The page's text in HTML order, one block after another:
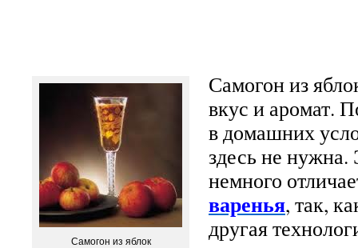
Самогон из яблок
Самогон из
вкус и аромат.
в домашних
здесь не нужна.
немного
варенья, так,
другая